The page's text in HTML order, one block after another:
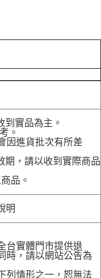
到實品為主。
。
因進貨批次有所差
期，請以收到實際商品
品。
明
台實體門市提供退
時，請以網站公告為
列情形之一，恕無法